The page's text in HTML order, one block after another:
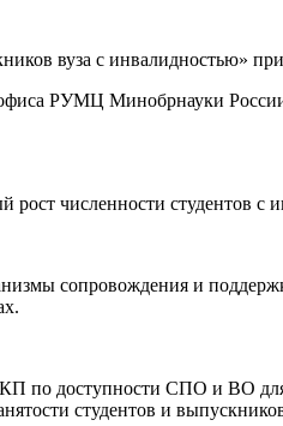
вуза с инвалидностью»
РУМЦ Минобрнауки
рост численности студентов
сопровождения и
по доступности СПО и ВО
студентов и